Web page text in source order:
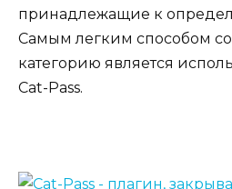
принадлежащие к
Самым легким способом
категорию является
Cat-Pass.